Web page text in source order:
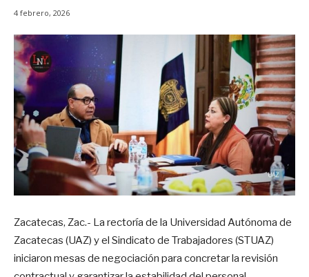
4 febrero, 2026
Zacatecas, Zac.- La rectoría de la Universidad Autónoma de
Zacatecas (UAZ) y el Sindicato de Trabajadores (STUAZ)
iniciaron mesas de negociación para concretar la revisión